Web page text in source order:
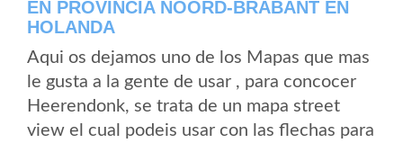
EN PROVINCIA NOORD-BRABANT EN
HOLANDA
Aqui os dejamos uno de los Mapas que mas
le gusta a la gente de usar , para concocer
Heerendonk, se trata de un mapa street
view el cual podeis usar con las flechas para